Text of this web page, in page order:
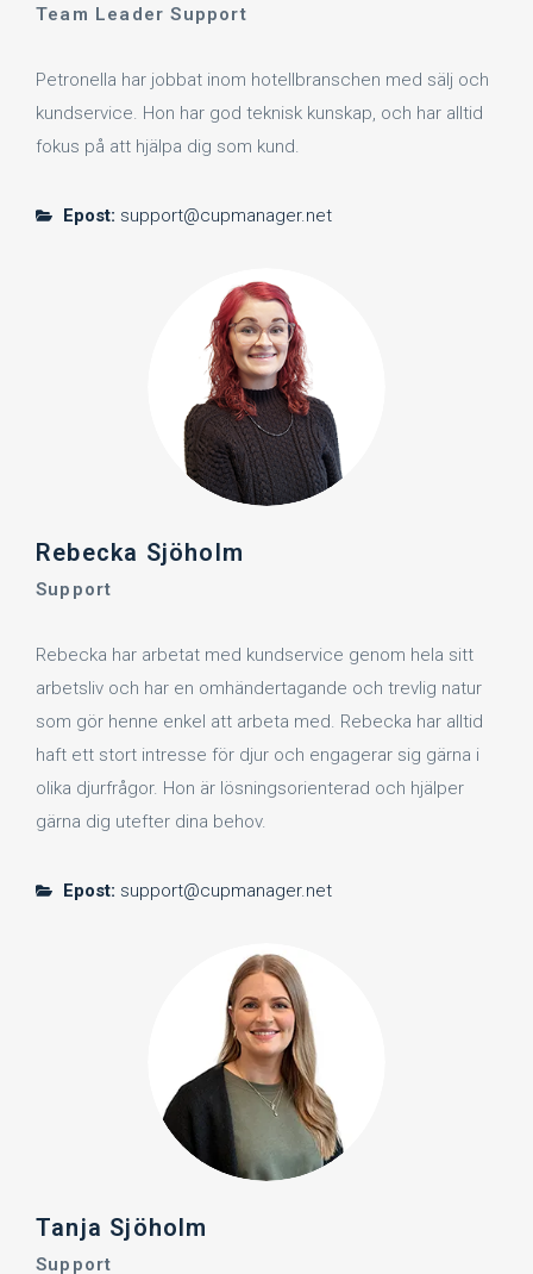
Team Leader Support
Petronella har jobbat inom hotellbranschen med sälj och
kundservice. Hon har god teknisk kunskap, och har alltid
fokus på att hjälpa dig som kund.
Epost: support@cupmanager.net
Rebecka Sjöholm
Support
Rebecka har arbetat med kundservice genom hela sitt
arbetsliv och har en omhändertagande och trevlig natur
som gör henne enkel att arbeta med. Rebecka har alltid
haft ett stort intresse för djur och engagerar sig gärna i
olika djurfrågor. Hon är lösningsorienterad och hjälper
gärna dig utefter dina behov.
Epost: support@cupmanager.net
Tanja Sjöholm
Support